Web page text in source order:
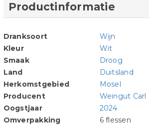
Productinformatie
Dranksoort
Wijn
Kleur
Wit
Smaak
Droog
Land
Duitsland
Herkomstgebied
Mosel
Producent
Weingut Carl
Oogstjaar
2024
Omverpakking
6 flessen